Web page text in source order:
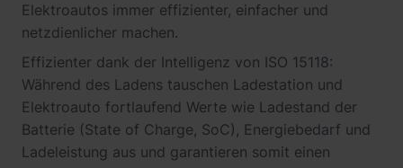
Elektroautos immer effizienter, einfacher und
netzdienlicher machen.
Effizienter dank der Intelligenz von ISO 15118:
Während des Ladens tauschen Ladestation und
Elektroauto fortlaufend Werte wie Ladestand der
Batterie (State of Charge, SoC), Energiebedarf und
Ladeleistung aus und garantieren somit einen